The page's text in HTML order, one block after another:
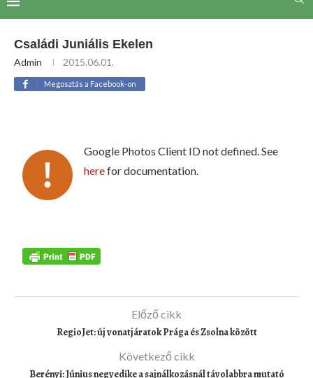
Családi Juniális Ekelen
Admin 2015.06.01.
Megosztás a Facebook-on
Google Photos Client ID not defined. See
herefor documentation.
Előző cikk
RegioJet: új vonatjáratok Prága és Zsolna között
Következő cikk
Berényi: Június negyedike a sajnálkozásnál távolabbra mutató